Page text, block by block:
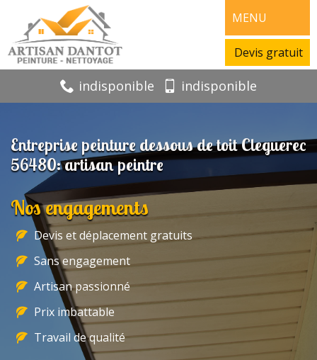
MENU
Devis gratuit
indisponible indisponible
Entreprise peinture dessous de toit Cleguerec
56480: artisan peintre
Nos engagements
Devis et déplacement gratuits
Sans engagement
Artisan passionné
Prix imbattable
Travail de qualité